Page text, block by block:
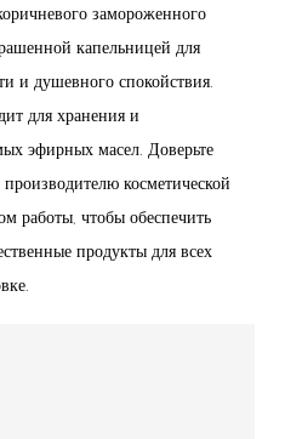
замороженного
капельницей для
и душевного спокойствия.
для хранения и
эфирных масел. Доверьте
косметической
работы, чтобы обеспечить
продукты для всех